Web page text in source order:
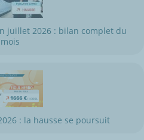
juillet 2026 : bilan complet du
mois
: la hausse se poursuit